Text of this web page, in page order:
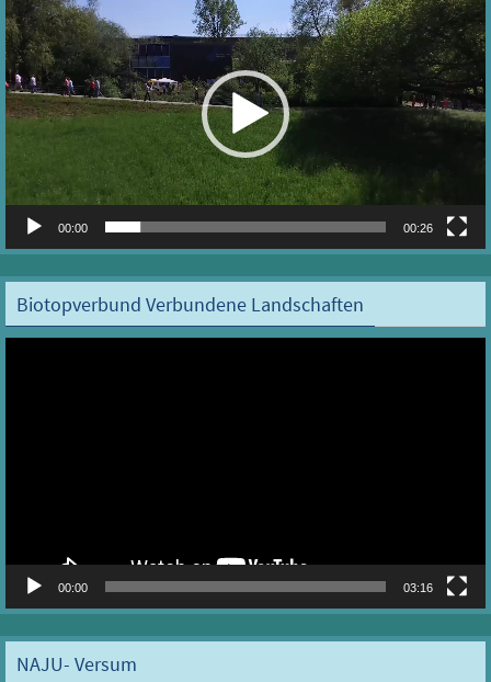
Player
00:00 00:26
Biotopverbund Verbundene Landschaften
00:00 03:16
NAJU- Versum